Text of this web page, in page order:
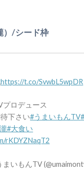
/シード枠
https://t.co/SvwbL5wpDR
プロデュース
下さい#うまいもんTV
#大食い
rKDYZNaqT2
いもんTV